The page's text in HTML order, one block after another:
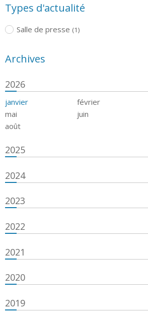
Types d'actualité
Salle de presse (1)
Archives
2026
janvier février
mai
juin
août
2025
2024
2023
2022
2021
2020
2019